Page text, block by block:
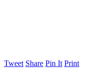
Tweet Share Pin It Print